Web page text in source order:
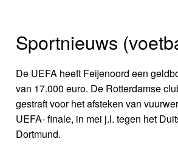
Sportnieuws
De UEFA heeft Feijenoord een
van 17.000 euro. De Rotterdamse
gestraft voor het afsteken van
UEFA- finale, in mei j.l. tegen het
Dortmund.